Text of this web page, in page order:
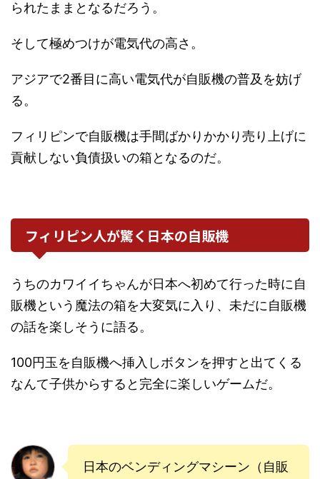
られたままとなるだろう。
そして極めつけが電気代の高さ。
アジアで2番目に高い電気代が自販機の普及を妨げ
る。
フィリピンで自販機は手間ばかりかかり売り上げに
貢献しない負債扱いの箱となるのだ。
フィリピン人が驚く日本の自販機
うちのカワイイちゃんが日本へ初めて行った時に自
販機という魔法の箱を大変気に入り、未だに自販機
の話を楽しそうに語る。
100円玉を自販機へ挿入しボタンを押すと出てくる
なんて子供からすると完全に楽しいゲームだ。
日本のベンディングマシーン（自販